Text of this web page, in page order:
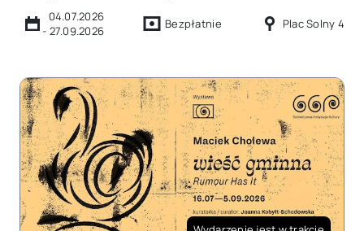
04.07.2026
- 27.09.2026 Bezpłatnie Plac Solny 4